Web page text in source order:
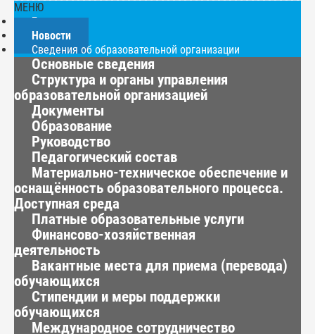
МЕНЮ
Главная
Новости
Сведения об образовательной организации
Основные сведения
Структура и органы управления
образовательной организацией
Документы
Образование
Руководство
Педагогический состав
Материально-техническое обеспечение и
оснащённость образовательного процесса.
Доступная среда
Платные образовательные услуги
Финансово-хозяйственная
деятельность
Вакантные места для приема (перевода)
обучающихся
Стипендии и меры поддержки
обучающихся
Международное сотрудничество